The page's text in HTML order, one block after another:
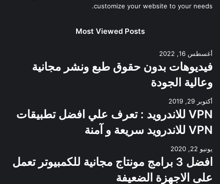
customize your website to your needs.
Most Viewed Posts
أغسطس 16, 2022
فيديوهات بدون حقوق طبع ونشر مجانية
وعالية الجودة
أكتوبر 29, 2019
VPN للاندرويد : تعرف علي افضل تطبيقات
VPN للاندرويد سريعة و آمنة
يونيو 22, 2020
افضل 3 برامج مونتاج مجانية للكمبيوتر تعمل
على الاجهزة الضعيفة